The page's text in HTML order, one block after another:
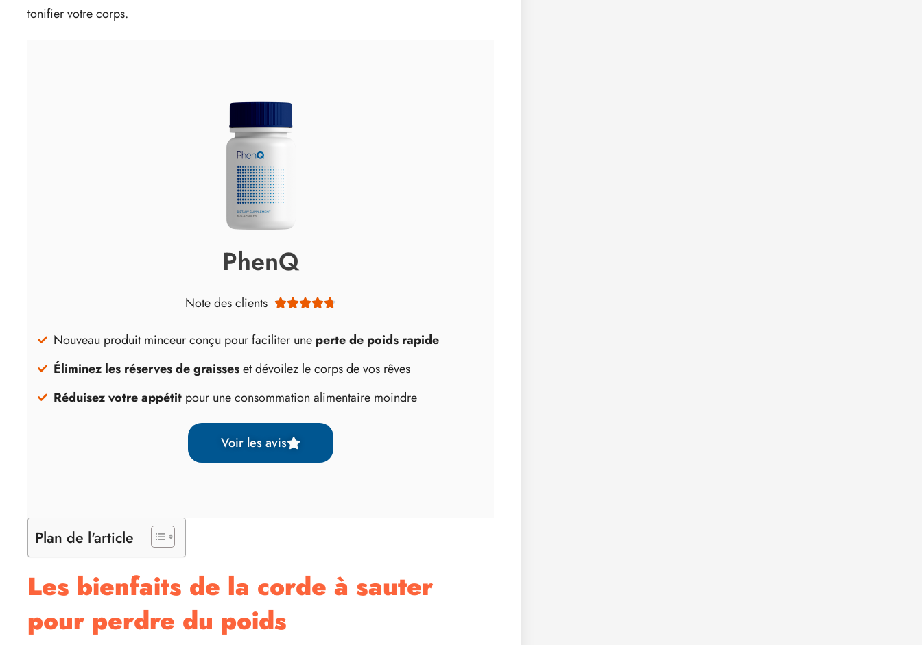
tonifier votre corps.
PhenQ
Note des clients 
Nouveau produit minceur conçu pour faciliter une perte de poids rapide
Éliminez les réserves de graisseset dévoilez le corps de vos rêves
Réduisez votre appétitpour une consommation alimentaire moindre
Voir les avis
Plan de l'article
Les bienfaits de la corde à sauter
pour perdre du poids